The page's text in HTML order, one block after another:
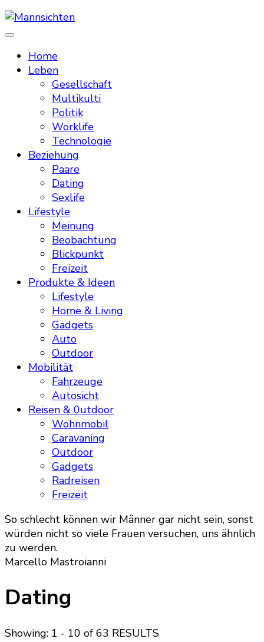
Mannsichten
Home
Leben
Gesellschaft
Multikulti
Politik
Worklife
Technologie
Beziehung
Paare
Dating
Sexlife
Lifestyle
Meinung
Beobachtung
Blickpunkt
Freizeit
Produkte & Ideen
Lifestyle
Home & Living
Gadgets
Auto
Outdoor
Mobilität
Fahrzeuge
Autosicht
Reisen & 0utdoor
Wohnmobil
Caravaning
Outdoor
Gadgets
Radreisen
Freizeit
So schlecht können wir Männer gar nicht sein, sonst
würden nicht so viele Frauen versuchen, uns ähnlich
zu werden.
Marcello Mastroianni
Dating
Showing: 1 - 10 of 63 RESULTS